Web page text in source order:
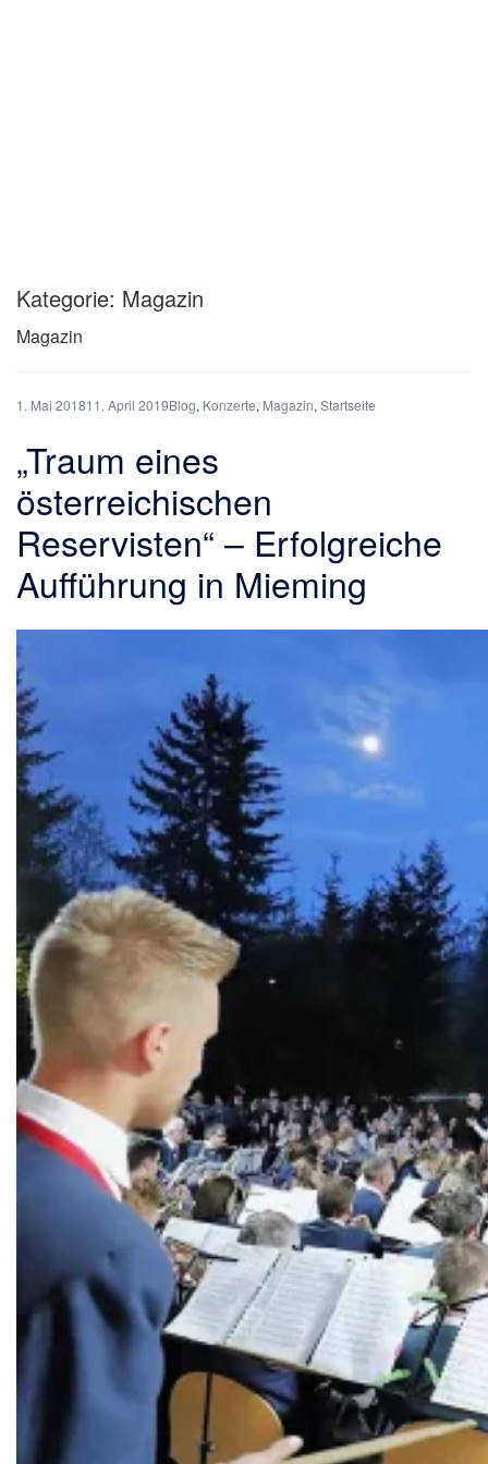
Kategorie: Magazin
Magazin
1. Mai 201811. April 2019Blog, Konzerte, Magazin, Startseite
„Traum eines
österreichischen
Reservisten“ – Erfolgreiche
Aufführung in Mieming